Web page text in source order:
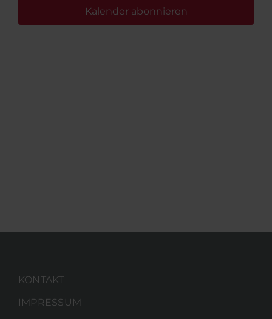
Kalender abonnieren
KONTAKT
IMPRESSUM